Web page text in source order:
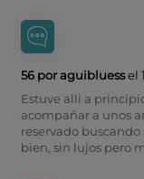
56 por aguibluessel
Estuve alli a
acompañar a unos
reservado
bien, sin lujos pero